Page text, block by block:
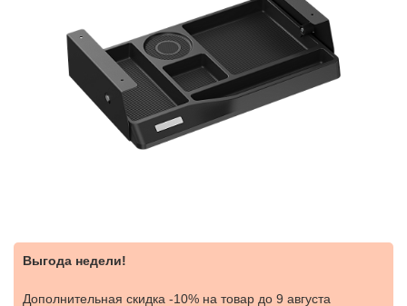
Выгода недели!
Дополнительная скидка -10% на товар до 9 августа